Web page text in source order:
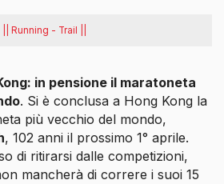
|| Running - Trail ||
in pensione il maratoneta
. Si è conclusa a Hong Kong la
più vecchio del mondo,
, 102 anni il prossimo 1° aprile.
di ritirarsi dalle competizioni,
mancherà di correre i suoi 15